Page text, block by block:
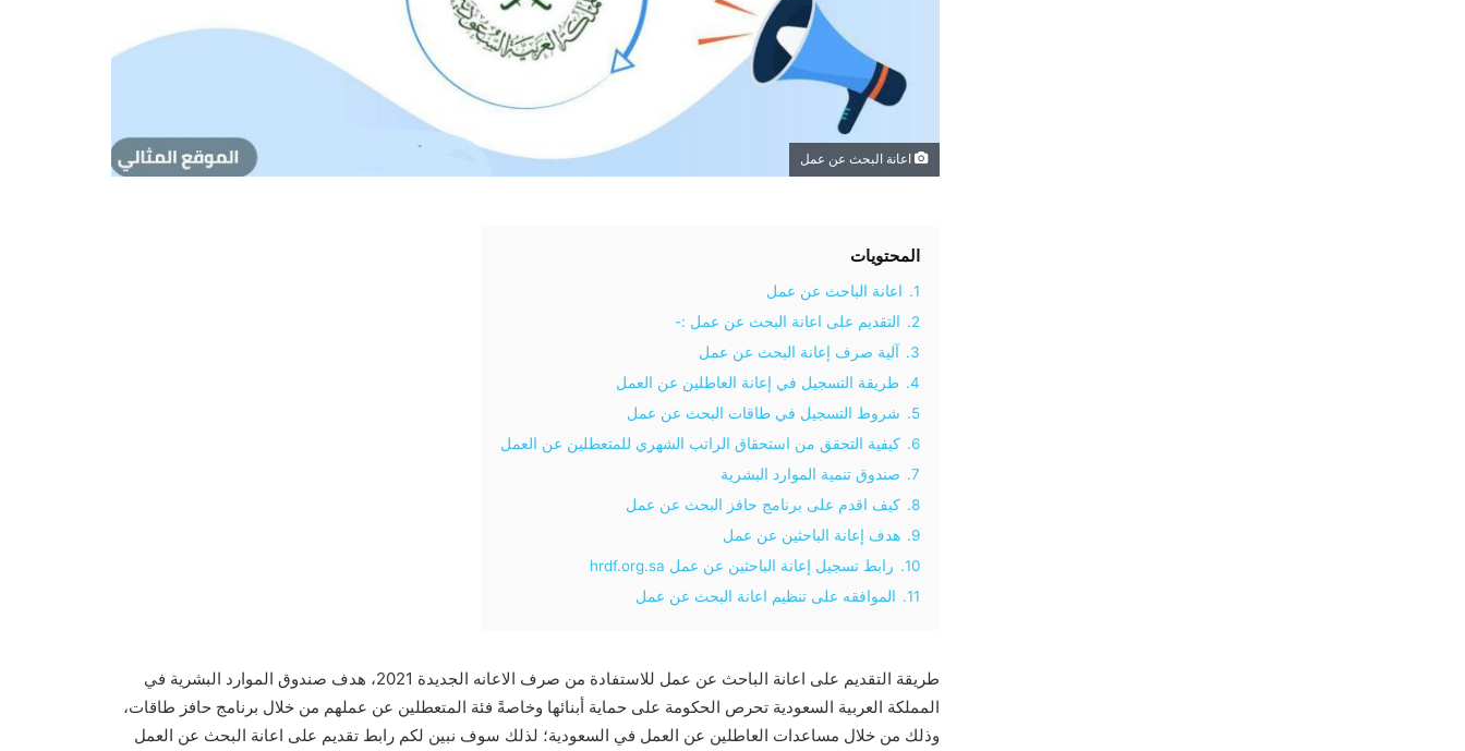
اعانة البحث عن عمل
المحتويات
1.
اعانة الباحث عن عمل
2.
التقديم على اعانة البحث عن عمل :-
3.
آلية صرف إعانة البحث عن عمل
4.
طريقة التسجيل في إعانة العاطلين عن العمل
5.
شروط التسجيل في طاقات البحث عن عمل
6.
كيفية التحقق من استحقاق الراتب الشهري للمتعطلين عن العمل
7.
صندوق تنمية الموارد البشرية
8.
كيف اقدم على برنامج حافز البحث عن عمل
9.
هدف إعانة الباحثين عن عمل
10.
رابط تسجيل إعانة الباحثين عن عمل hrdf.org.sa
11.
الموافقه على تنظيم اعانة البحث عن عمل
طريقة التقديم على اعانة الباحث عن عمل للاستفادة من صرف الاعانه الجديدة 2021، هدف صندوق الموارد البشرية في
المملكة العربية السعودية تحرص الحكومة على حماية أبنائها وخاصةً فئة المتعطلين عن عملهم من خلال برنامج حافز طاقات،
وذلك من خلال مساعدات العاطلين عن العمل في السعودية؛ لذلك سوف نبين لكم رابط تقديم على اعانة البحث عن العمل